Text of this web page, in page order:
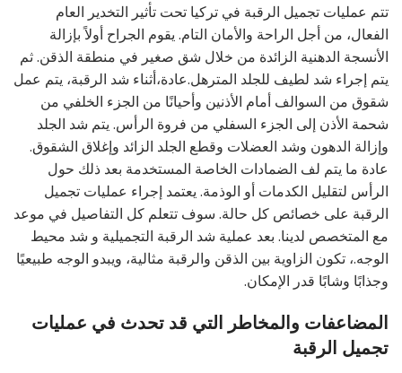
تتم عمليات تجميل الرقبة في تركيا تحت تأثير التخدير العام
الفعال، من أجل الراحة والأمان التام. يقوم الجراح أولاً بإزالة
الأنسجة الدهنية الزائدة من خلال شق صغير في منطقة الذقن. ثم
يتم إجراء شد لطيف للجلد المترهل.عادة،أثناء شد الرقبة، يتم عمل
شقوق من السوالف أمام الأذنين وأحيانًا من الجزء الخلفي من
شحمة الأذن إلى الجزء السفلي من فروة الرأس. يتم شد الجلد
وإزالة الدهون وشد العضلات وقطع الجلد الزائد وإغلاق الشقوق.
عادة ما يتم لف الضمادات الخاصة المستخدمة بعد ذلك حول
الرأس لتقليل الكدمات أو الوذمة. يعتمد إجراء عمليات تجميل
الرقبة على خصائص كل حالة. سوف تتعلم كل التفاصيل في موعد
مع المتخصص لدينا. بعد عملية شد الرقبة التجميلية و شد محيط
الوجه.، تكون الزاوية بين الذقن والرقبة مثالية، ويبدو الوجه طبيعيًا
وجذابًا وشابًا قدر الإمكان.
المضاعفات والمخاطر التي قد تحدث في عمليات
تجميل الرقبة